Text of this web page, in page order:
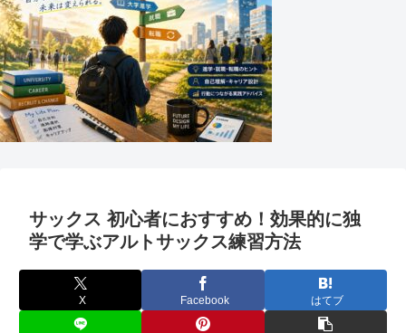
サックス 初心者におすすめ！効果的に独
学で学ぶアルトサックス練習方法
X Facebook はてブ